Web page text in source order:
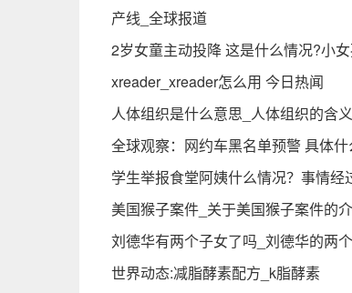
产线_全球报道
2岁女童主动投降 这是什么情况?小
xreader_xreader怎么用 今日热闻
人体组织是什么意思_人体组织的含义
全球观察：网约车黑名单预警 具体什
学生举报食堂阿姨什么情况？事情经
美国猴子案件_关于美国猴子案件的
刘德华有两个子女了吗_刘德华的两
世界动态:减脂酵素配方_k脂酵素